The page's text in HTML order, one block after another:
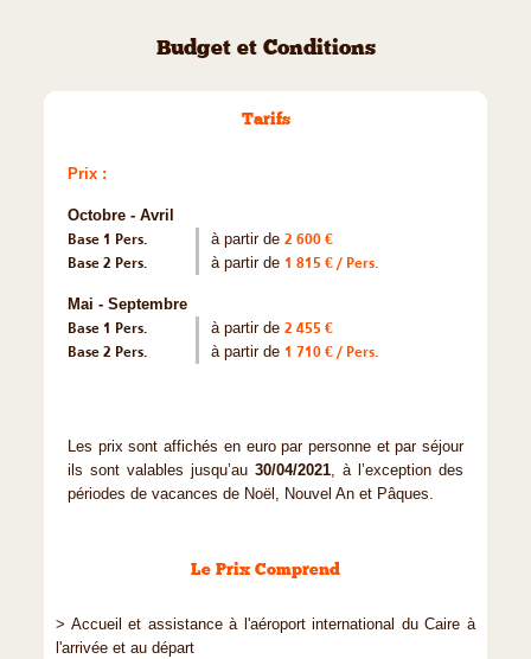
Budget et Conditions
Tarifs
Prix :
Octobre - Avril
Base 1 Pers.
à partir de 2 600 €
Base 2 Pers.
à partir de 1 815 € / Pers.
Mai - Septembre
Base 1 Pers.
à partir de 2 455 €
Base 2 Pers.
à partir de 1 710 € / Pers.
Les prix sont affichés en euro par personne et par séjour
ils sont valables jusqu’au 30/04/2021, à l’exception des
périodes de vacances de Noël, Nouvel An et Pâques.
Le Prix Comprend
> Accueil et assistance à l'aéroport international du Caire à
l'arrivée et au départ